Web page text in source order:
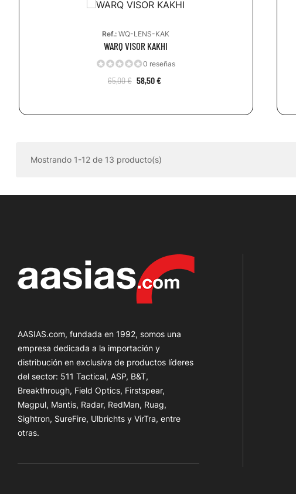
Ref.: WQ-LENS-KAK
WARQ VISOR KAKHI
0 reseñas
65,00 € 58,50 €
Mostrando 1-12 de 13 producto(s)
AASIAS.com, fundada en 1992, somos una
empresa dedicada a la importación y
distribución en exclusiva de productos líderes
del sector: 511 Tactical, ASP, B&T,
Breakthrough, Field Optics, Firstspear,
Magpul, Mantis, Radar, RedMan, Ruag,
Sightron, SureFire, Ulbrichts y VirTra, entre
otras.